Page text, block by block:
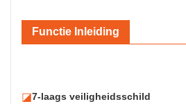
Functie Inleiding
◪7-laags veiligheidsschild